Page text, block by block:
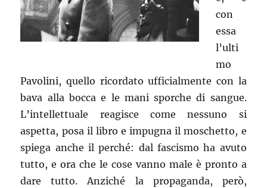
con
essa
l’ulti
mo
Pavolini, quello ricordato ufficialmente con la
bava alla bocca e le mani sporche di sangue.
L’intellettuale reagisce come nessuno si
aspetta, posa il libro e impugna il moschetto, e
spiega anche il perché: dal fascismo ha avuto
tutto, e ora che le cose vanno male è pronto a
dare tutto. Anziché la propaganda, però,